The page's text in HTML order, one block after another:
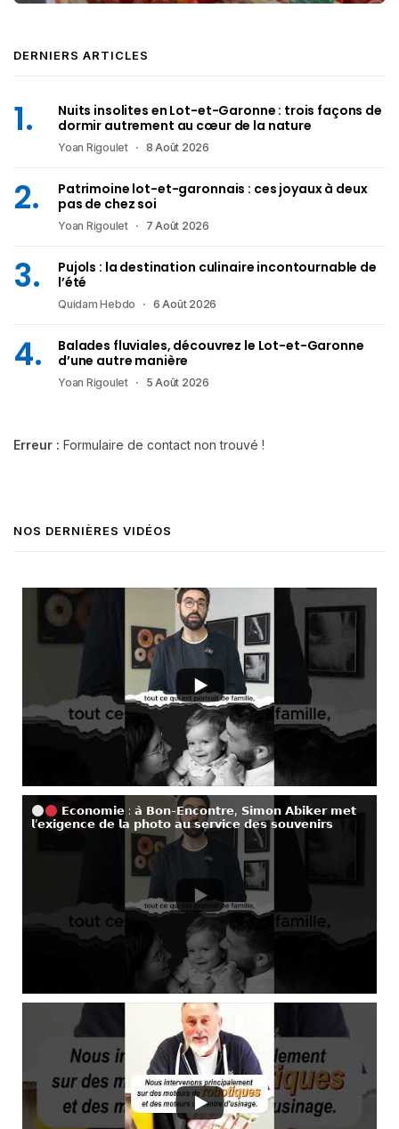
DERNIERS ARTICLES
Nuits insolites en Lot-et-Garonne : trois façons de
dormir autrement au cœur de la nature
Yoan Rigoulet 8 Août 2026
Patrimoine lot-et-garonnais : ces joyaux à deux
pas de chez soi
Yoan Rigoulet 7 Août 2026
Pujols : la destination culinaire incontournable de
l’été
Quidam Hebdo 6 Août 2026
Balades fluviales, découvrez le Lot-et-Garonne
d’une autre manière
Yoan Rigoulet 5 Août 2026
Erreur : Formulaire de contact non trouvé !
NOS DERNIÈRES VIDÉOS
𝗘𝗰𝗼𝗻𝗼𝗺𝗶𝗲 : 𝗮̀ 𝗕𝗼𝗻-𝗘𝗻𝗰𝗼𝗻𝘁𝗿𝗲, 𝗦𝗶𝗺𝗼𝗻 𝗔𝗯𝗶𝗸𝗲𝗿 𝗺𝗲𝘁
𝗹’𝗲𝘅𝗶𝗴𝗲𝗻𝗰𝗲 𝗱𝗲 𝗹𝗮 𝗽𝗵𝗼𝘁𝗼 𝗮𝘂 𝘀𝗲𝗿𝘃𝗶𝗰𝗲 𝗱𝗲𝘀 𝘀𝗼𝘂𝘃𝗲𝗻𝗶𝗿𝘀